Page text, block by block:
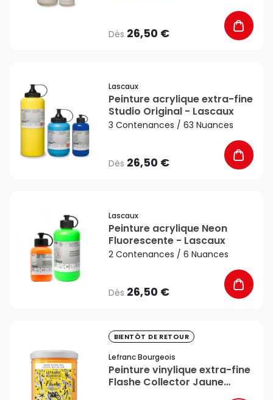
Dès 26,50 €
Lascaux
Peinture acrylique extra-fine
Studio Original - Lascaux
3 Contenances / 63 Nuances
Dès 26,50 €
Lascaux
Peinture acrylique Neon
Fluorescente - Lascaux
2 Contenances / 6 Nuances
Dès 26,50 €
BIENTÔT DE RETOUR
Lefranc Bourgeois
Peinture vinylique extra-fine
Flashe Collector Jaune